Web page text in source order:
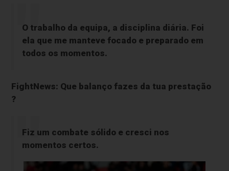
O trabalho da equipa, a disciplina diária. Foi
ela que me manteve focado e preparado em
todos os momentos.
FightNews: Que balanço fazes da tua prestação
?
Fiz um combate sólido e cresci nos
momentos certos.